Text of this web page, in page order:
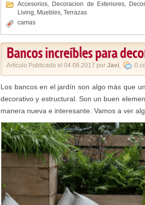
Accesorios, Decoracion de Exteriores,
Living, Muebles, Terrazas
camas
Bancos increíbles para
Artículo Publicado el 04.08.2017 por Javi, 0
Los bancos en el jardín son algo más que
decorativo y estructural. Son un buen
manera nueva e interesante. Vamos a ver